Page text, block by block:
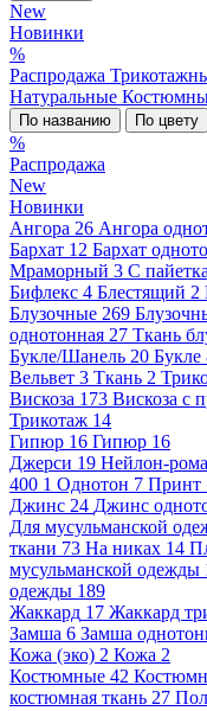
New
Новинки
%
Распродажа
Натуральные
По названию По цвету
%
Распродажа
New
Новинки
Ангора 26 Ангора
Бархат 12 Бархат
Мраморный 3 С
Бифлекс 4 Блестящий 2
Блузочные 269
однотонная 27 Ткань
Букле/Шанель 20 Букле
Вельвет 3 Ткань 2
Вискоза 173 Вискоза с
Трикотаж 14
Гипюр 16 Гипюр 16
Джерси 19 Нейлон-
400 1 Однотон 7 Принт
Джинс 24 Джинс
Для мусульманской
ткани 73 На никах 14
мусульманской одежды
одежды 189
Жаккард 17 Жаккард
Замша 6 Замша
Кожа (эко) 2 Кожа 2
Костюмные 42
костюмная ткань 27